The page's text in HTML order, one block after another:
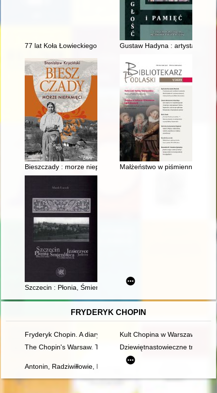
77 lat Koła Łowieckiego "Sokół" w Szczytnie : (1946-2023)
Gustaw Hadyna : artysta,
Bieszczady : morze niepamięci Małżeństwo w piśmiennictwie
Szczecin : Płonia, Śmierdnica, Jezierzyce = Buchholz,
FRYDERYK CHOPIN
Fryderyk Chopin. A diary in images. Original idea and text by
Kult Chopina w Warszawie
The Chopin's Warsaw. The Chopin's addresses in Warsaw
Dziewiętnastowieczne
Antonin, Radziwiłłowie, Fryderyk Chopin [1810-1849]